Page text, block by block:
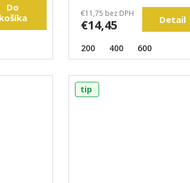
Do
košíka
€11,75 bez DPH
€14,45 Detail
200 400 600
tip